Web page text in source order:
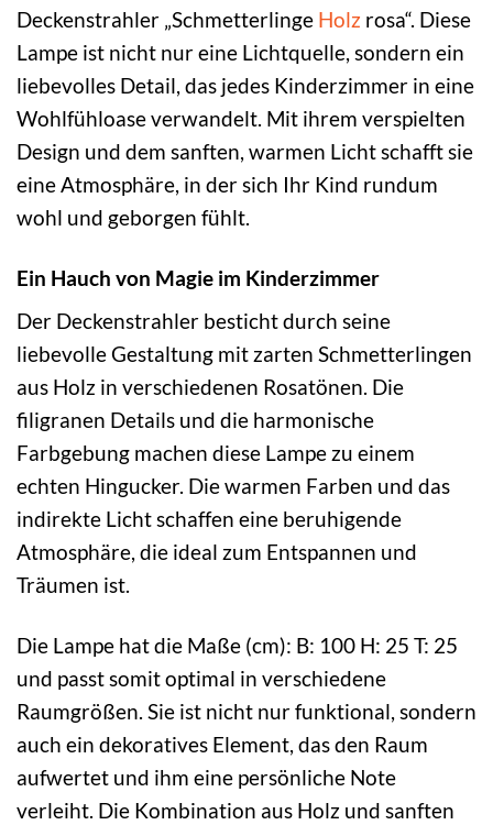
Deckenstrahler „Schmetterlinge Holz rosa“. Diese
Lampe ist nicht nur eine Lichtquelle, sondern ein
liebevolles Detail, das jedes Kinderzimmer in eine
Wohlfühloase verwandelt. Mit ihrem verspielten
Design und dem sanften, warmen Licht schafft sie
eine Atmosphäre, in der sich Ihr Kind rundum
wohl und geborgen fühlt.
Ein Hauch von Magie im Kinderzimmer
Der Deckenstrahler besticht durch seine
liebevolle Gestaltung mit zarten Schmetterlingen
aus Holz in verschiedenen Rosatönen. Die
filigranen Details und die harmonische
Farbgebung machen diese Lampe zu einem
echten Hingucker. Die warmen Farben und das
indirekte Licht schaffen eine beruhigende
Atmosphäre, die ideal zum Entspannen und
Träumen ist.
Die Lampe hat die Maße (cm): B: 100 H: 25 T: 25
und passt somit optimal in verschiedene
Raumgrößen. Sie ist nicht nur funktional, sondern
auch ein dekoratives Element, das den Raum
aufwertet und ihm eine persönliche Note
verleiht. Die Kombination aus Holz und sanften